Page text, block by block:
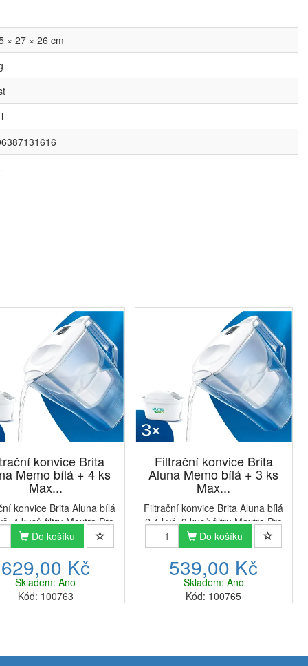
× 27 × 26 cm
konvice Brita
Memo bílá + 4 ks
Max...
konvice Brita Aluna bílá
4 kusů filtru Maxtra Pro
PerformanceModerní a
konvice Brita Aluna na
vody v bílém
využívá vodní filtr
Brita Maxtra Pro. F...
Do košíku
629,00 Kč
Skladem: Ano
Kód: 100763
Filtrační konvice Brita
Aluna Memo bílá + 3 ks
Max...
Filtrační konvice Brita Aluna bílá
2,4 l vč. 3 kusů filtru Maxtra Pro
Pure PerformanceModerní a
stylová konvice Brita Aluna na
filtrování vody v bílém
provedení využívá vodní filtr
Brita Maxtra Pro. F...
Do košíku
539,00 Kč
Skladem: Ano
Kód: 100765